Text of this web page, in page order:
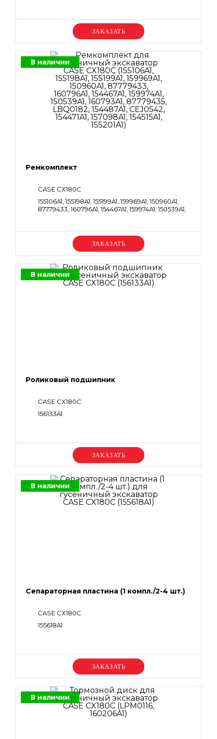
Уточняйте цену
В наличии
Ремкомплект
CASE CX180C
155106A1, 155198A1, 155199A1, 159969A1, 150960A1,
87779433, 160796A1, 154467A1, 159974A1, 150539A1,
Уточняйте цену
В наличии
Роликовый подшипник
CASE CX180C
156133A1
Уточняйте цену
В наличии
Сепараторная пластина (1 компл./2-4 шт.)
CASE CX180C
155618A1
Уточняйте цену
В наличии